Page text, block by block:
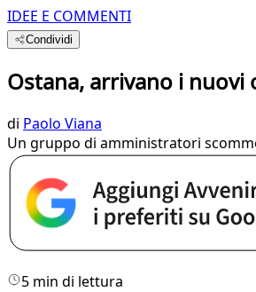
IDEE E COMMENTI
Condividi
Ostana, arrivano i
di Paolo Viana
Un gruppo di amministratori
5 min di lettura